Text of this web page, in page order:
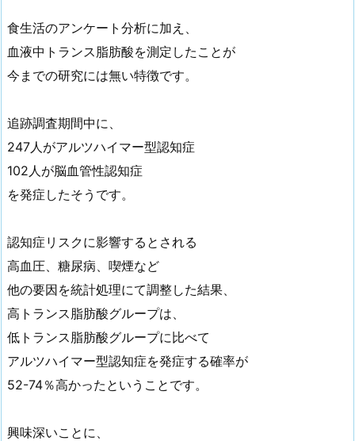
食生活のアンケート分析に加え、
血液中トランス脂肪酸を測定したことが
今までの研究には無い特徴です。
追跡調査期間中に、
247人がアルツハイマー型認知症
102人が脳血管性認知症
を発症したそうです。
認知症リスクに影響するとされる
高血圧、糖尿病、喫煙など
他の要因を統計処理にて調整した結果、
高トランス脂肪酸グループは、
低トランス脂肪酸グループに比べて
アルツハイマー型認知症を発症する確率が
52-74％高かったということです。
興味深いことに、